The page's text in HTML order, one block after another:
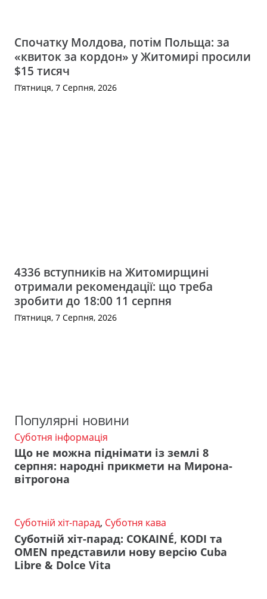
Спочатку Молдова, потім Польща: за
«квиток за кордон» у Житомирі просили
$15 тисяч
П’ятниця, 7 Серпня, 2026
4336 вступників на Житомирщині
отримали рекомендації: що треба
зробити до 18:00 11 серпня
П’ятниця, 7 Серпня, 2026
Популярні новини
Суботня інформація
Що не можна піднімати із землі 8
серпня: народні прикмети на Мирона-
вітрогона
Суботній хіт-парад, Суботня кава
Суботній хіт-парад: COKAINÉ, KODI та
OMEN представили нову версію Cuba
Libre & Dolce Vita